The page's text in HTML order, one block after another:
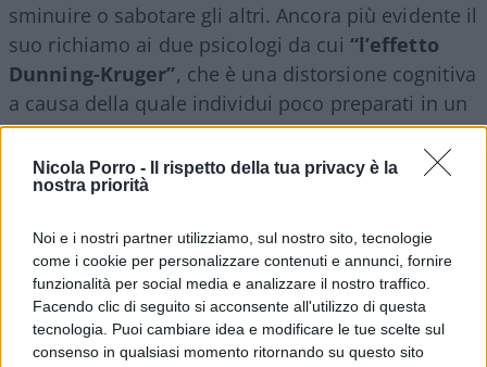
Nicola Porro -
Il rispetto della tua privacy è la
nostra priorità
Noi e i nostri partner utilizziamo, sul nostro sito, tecnologie
come i cookie per personalizzare contenuti e annunci, fornire
funzionalità per social media e analizzare il nostro traffico.
Facendo clic di seguito si acconsente all'utilizzo di questa
tecnologia. Puoi cambiare idea e modificare le tue scelte sul
consenso in qualsiasi momento ritornando su questo sito
sminuire o sabotare gli altri. Ancora più evidente il
suo richiamo ai due psicologi da cui “l’effetto
Dunning-Kruger”, che è una distorsione cognitiva
a causa della quale individui poco preparati in un
campo tendono a sopravvalutare le proprie
abilità, ritenendosi, a torto, degli esperti. A
corollario di questa teoria, spesso gli
supponenti, come continua a ripetere Grillo.
Gli esempi di presunzione e dilettantismo